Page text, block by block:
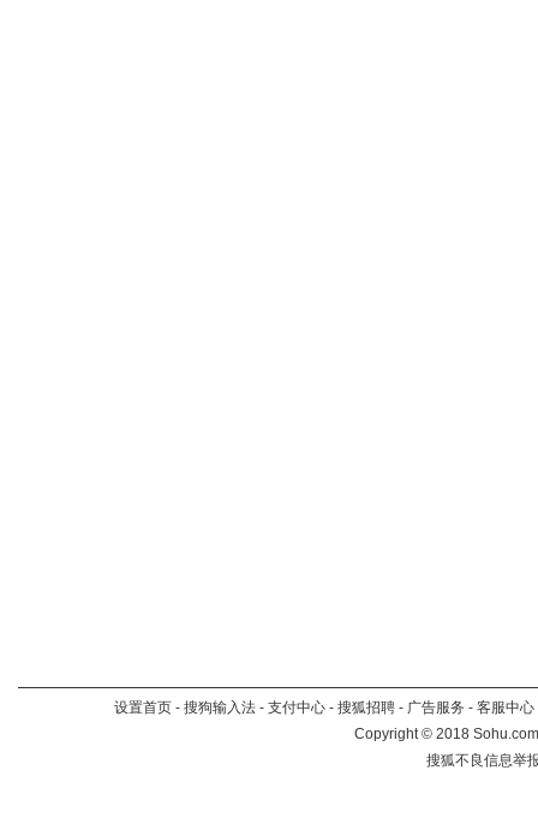
设置首页 - 搜狗输入法 - 支付中心 - 搜狐招聘 - 广告服务 - 客服中心
Copyright©2018
搜狐不良信息举